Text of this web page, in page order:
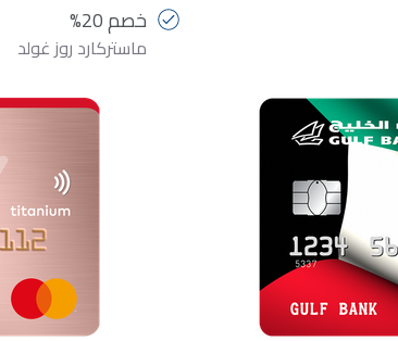
خصم 20%
ماستركارد روز غولد